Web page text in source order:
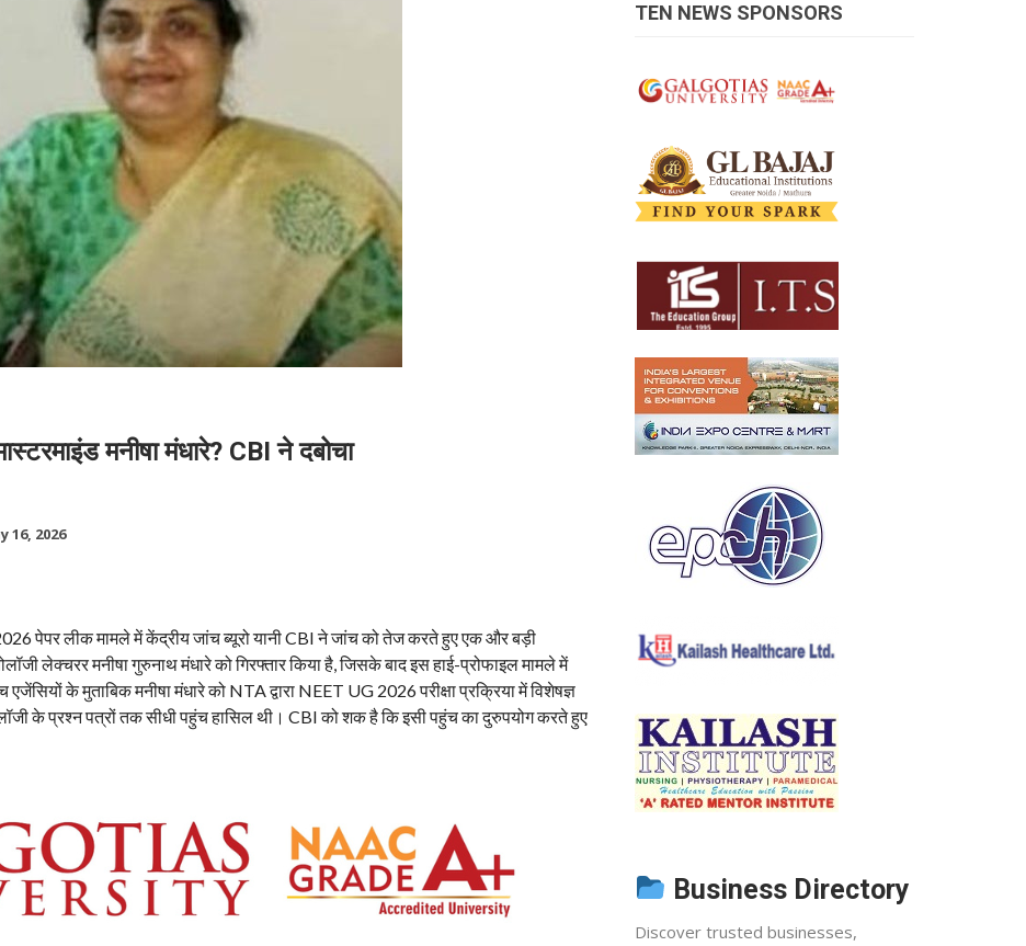
मनीषा मंधारे? CBI ने दबोचा
16, 2026
पेपर लीक मामले में केंद्रीय जांच ब्यूरो यानी CBI ने जांच को तेज करते हुए एक और बड़ी
लेक्चरर मनीषा गुरुनाथ मंधारे को गिरफ्तार किया है, जिसके बाद इस हाई-प्रोफाइल मामले में
के मुताबिक मनीषा मंधारे को NTA द्वारा NEET UG 2026 परीक्षा प्रक्रिया में विशेषज्ञ
के प्रश्न पत्रों तक सीधी पहुंच हासिल थी। CBI को शक है कि इसी पहुंच का दुरुपयोग करते हुए
TEN NEWS SPONSORS
Business Directory
Discover trusted businesses,